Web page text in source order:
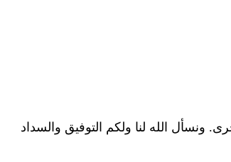
ونسأل الله لنا ولكم التوفيق والسداد